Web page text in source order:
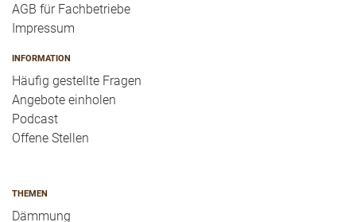
AGB für Fachbetriebe
Impressum
INFORMATION
Häufig gestellte Fragen
Angebote einholen
Podcast
Offene Stellen
THEMEN
Dämmung